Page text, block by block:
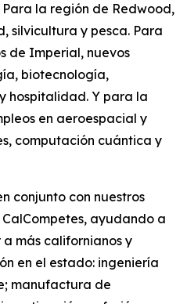
la región de Redwood,
silvicultura y pesca. Para
de Imperial, nuevos
biotecnología,
hospitalidad. Y para la
en aeroespacial y
computación cuántica y
conjunto con nuestros
ayudando a
más californianos y
en el estado: ingeniería
manufactura de